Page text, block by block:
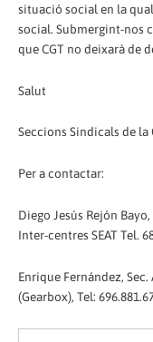
situació social en la
social. Submergint-nos
que CGT no deixarà de
Salut
Seccions Sindicals de la
Per a contactar:
Diego Jesús Rejón
Inter-centres SEAT Tel.
Enrique Fernández,
(Gearbox), Tel: